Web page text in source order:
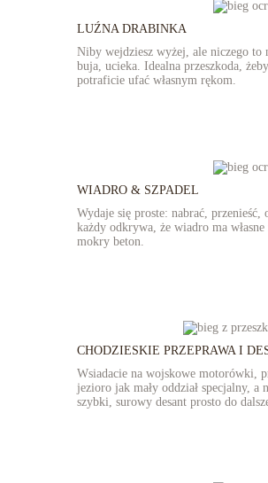
LUŹNA DRABINKA
Niby wejdziesz wyżej, ale niczego to
buja, ucieka. Idealna przeszkoda,
potraficie ufać własnym rękom.
WIADRO & SZPADEL
Wydaje się proste: nabrać, przenieść,
każdy odkrywa, że wiadro ma
mokry beton.
CHODZIESKIE PRZEPRAWA I
Wsiadacie na wojskowe motorówki,
jezioro jak mały oddział specjalny, a
szybki, surowy desant prosto do